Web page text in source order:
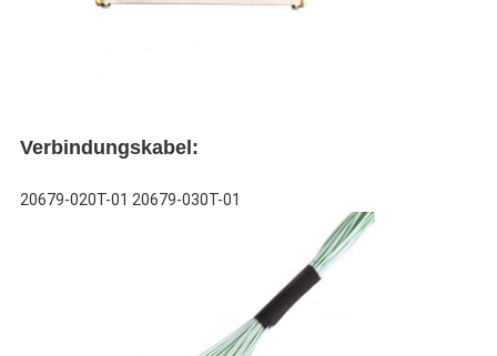
Verbindungskabel:
20679-020T-01 20679-030T-01